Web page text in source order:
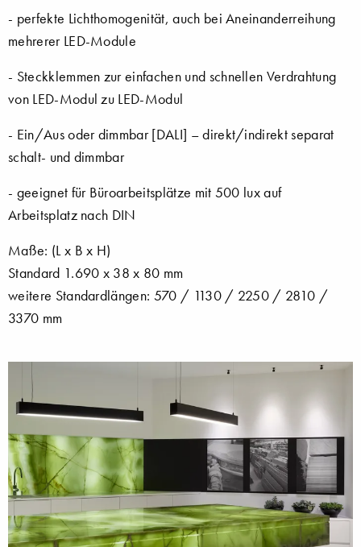
- perfekte Lichthomogenität, auch bei Aneinanderreihung
mehrerer LED-Module
- Steckklemmen zur einfachen und schnellen Verdrahtung
von LED-Modul zu LED-Modul
- Ein/Aus oder dimmbar [DALI] – direkt/indirekt separat
schalt- und dimmbar
- geeignet für Büroarbeitsplätze mit 500 lux auf
Arbeitsplatz nach DIN
Maße: (L x B x H)
Standard 1.690 x 38 x 80 mm
weitere Standardlängen: 570 / 1130 / 2250 / 2810 /
3370 mm